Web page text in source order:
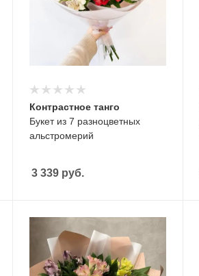
Букет из 7 разноцветных
альстромерий
Контрастное танго
3 339 руб.